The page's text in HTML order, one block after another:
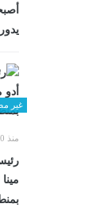
غير
منذ 10 أشهر